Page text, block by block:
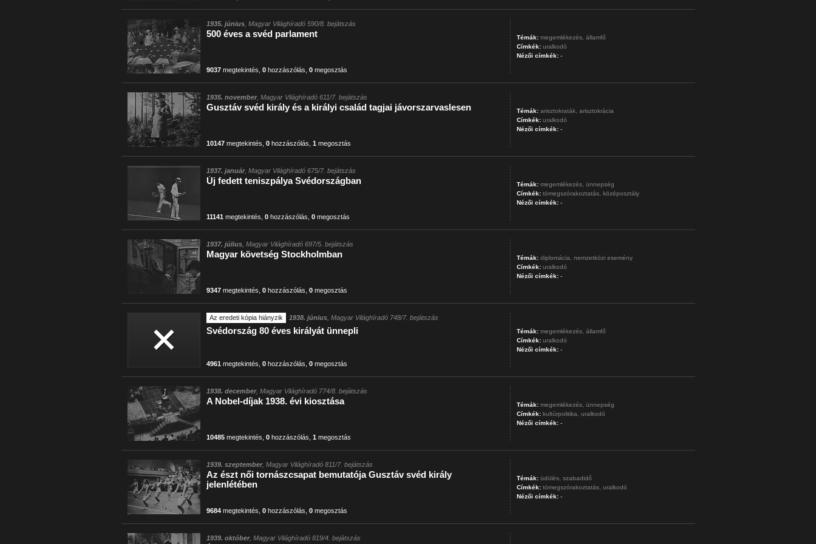
1935. június, Magyar Világhíradó 590/8. bejátszás
500 éves a svéd parlament
9037megtekintés 0hozzászólás 0megosztás
Témák: megemlékezés, államfő
Címkék: uralkodó
Nézői címkék:-
1935. november, Magyar Világhíradó 611/7. bejátszás
Gusztáv svéd király és a királyi család tagjai jávorszarvaslesen
10147megtekintés 0hozzászólás 1 megosztás
Témák: arisztokraták, arisztokrácia
Címkék: uralkodó
Nézői címkék:-
1937. január, Magyar Világhíradó 675/7. bejátszás
Új fedett teniszpálya Svédországban
11141 megtekintés 0hozzászólás 0megosztás
Témák: megemlékezés, ünnepség
Címkék: tömegszórakoztatás, középosztály
Nézői címkék:-
1937. július, Magyar Világhíradó 697/5. bejátszás
Magyar követség Stockholmban
9347megtekintés 0hozzászólás 0megosztás
Témák: diplomácia,
nemzetközi esemény
Címkék: uralkodó
Nézői címkék:-
Az eredeti kópia hiányzik 1938. június, Magyar Világhíradó 748/7. bejátszás
Svédország 80 éves királyát ünnepli
4961 megtekintés 0hozzászólás 0megosztás
Témák: megemlékezés, államfő
Címkék: uralkodó
Nézői címkék:-
1938. december, Magyar Világhíradó 774/8. bejátszás
A Nobel-díjak 1938. évi kiosztása
10485megtekintés 0hozzászólás 1 megosztás
Témák: megemlékezés, ünnepség
Címkék: kultúrpolitika,
uralkodó
Nézői címkék:-
1939. szeptember, Magyar Világhíradó 811/7. bejátszás
Az észt női tornászcsapat bemutatója Gusztáv svéd király
jelenlétében
9684megtekintés 0hozzászólás 0megosztás
Témák: üdülés, szabadidő
Címkék: tömegszórakoztatás, uralkodó
Nézői címkék:-
1939. október, Magyar Világhíradó 819/4. bejátszás